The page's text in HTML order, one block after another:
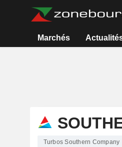
Marchés
Turbos Southern Company